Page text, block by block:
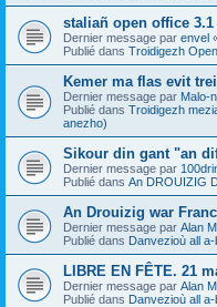
staliañ open office
Dernier message par envel
Publié dans Troidigezh
Kemer ma flas evit
Dernier message par Malo-
Publié dans Troidigezh
anezho)
Sikour din gant "an
Dernier message par
Publié dans An DROUIZIG
An Drouizig war
Dernier message par Alan
Publié dans Danvezioù all
LIBRE EN FÊTE. 21
Dernier message par Alan
Publié dans Danvezioù all